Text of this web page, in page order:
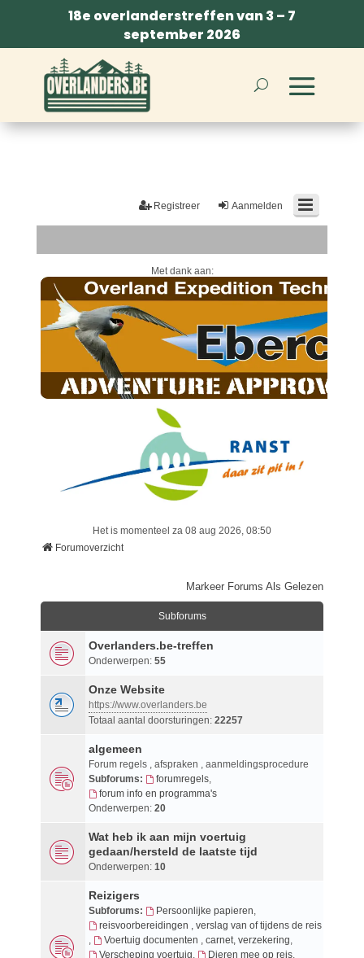
18e overlanderstreffen van 3 – 7
september 2026